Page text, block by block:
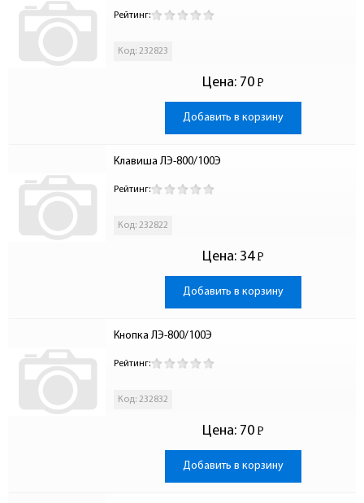
Рейтинг:
Код: 232823
Цена: 70 Р
-
Добавить в корзину
Клавиша ЛЭ-800/100Э
Рейтинг:
Код: 232822
Цена: 34 Р
-
Добавить в корзину
Кнопка ЛЭ-800/100Э
Рейтинг:
Код: 232832
Цена: 70 Р
-
Добавить в корзину